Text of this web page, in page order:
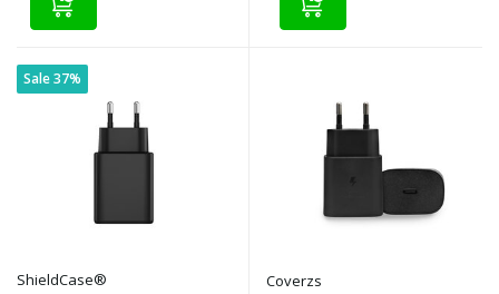
Sale 37%
ShieldCase®
Coverzs